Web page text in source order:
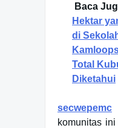
Baca
Hektar
di
Total
Diketahui
secwepemc
komunitas